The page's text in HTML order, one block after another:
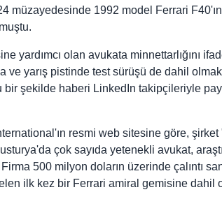
müzayedesinde 1992 model Ferrari
yardımcı olan avukata minnettarlığını
ve yarış pistinde test sürüşü de dahil
bir şekilde haberi LinkedIn takipçileriyle
resmi web sitesine göre,
çok sayıda yetenekli avukat,
500 milyon doların üzerinde çalıntı
ilk kez bir Ferrari amiral gemisine dahil